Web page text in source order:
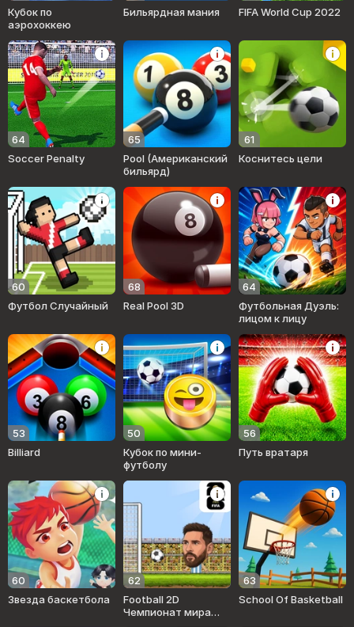
Кубок по
аэрохоккею
Бильярдная мания
FIFA World Cup 2022
64
Soccer Penalty
65
Pool (Американский
бильярд)
61
Коснитесь цели
60
Футбол Случайный
68
Real Pool 3D
64
Футбольная Дуэль:
лицом к лицу
53
Billiard
50
Кубок по мини-
футболу
56
Путь вратаря
60
Звезда баскетбола
62
Football 2D
Чемпионат мира
63
School Of Basketball